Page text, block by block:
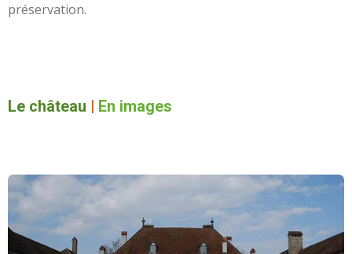
préservation.
Le château En images